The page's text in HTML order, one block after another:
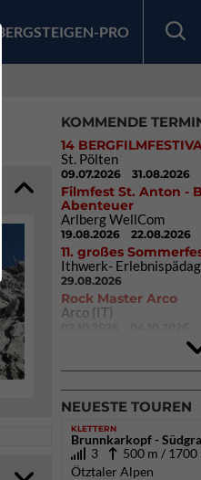
BERGSTEIGEN-PRO
KOMMENDE
14
St. Pölten
09.07.2026 31.08.2026
Filmfest St. Anton -
Abenteuer
Arlberg WellCom
19.08.2026 22.08.2026
11. großes
Ithwerk-
29.08.2026
Rock Master Arco
Arco (IT)
9. Eiskletter Festival
08.01.202710.01.2027
NEUESTE TOUREN
KLETTERN
Brunnkarkopf -
3
500 m / 1700
Ötztaler Alpen